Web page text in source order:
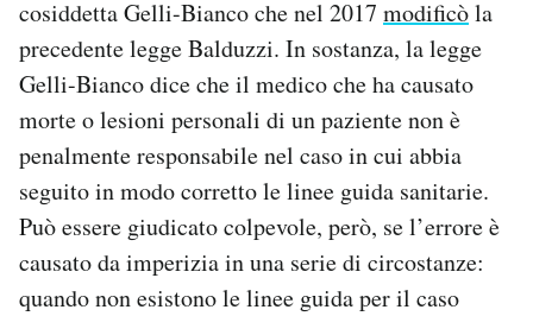
cosiddetta Gelli-Bianco che nel 2017 modificòla
precedente legge Balduzzi. In sostanza, la legge
Gelli-Bianco dice che il medico che ha causato
morte o lesioni personali di un paziente non è
penalmente responsabile nel caso in cui abbia
seguito in modo corretto le linee guida sanitarie.
Può essere giudicato colpevole, però, se l’errore è
causato da imperizia in una serie di circostanze:
quando non esistono le linee guida per il caso